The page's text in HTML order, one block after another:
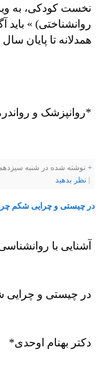
نخست کودکی، به
روانشناختی) » باید
همدلانه تا پایان
*روانپزشک و
+
نظر بدهيد
در چیستی و چرایی شکم
آشنایی با
در چیستی و چرایی
دکتر بهنام اوحدی*